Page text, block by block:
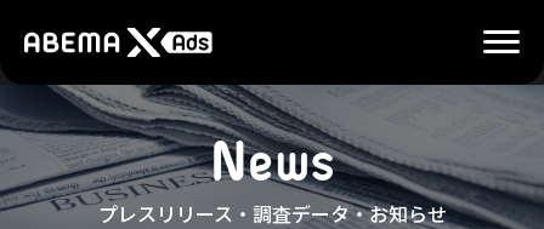
News
プレスリリース・調査データ・お知らせ